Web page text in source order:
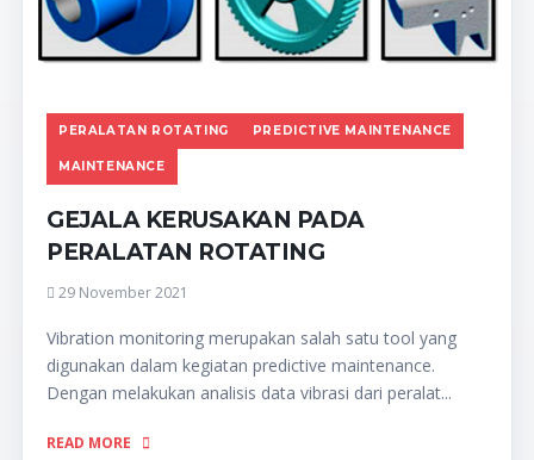
PERALATAN ROTATING PREDICTIVE MAINTENANCE
MAINTENANCE
GEJALA KERUSAKAN PADA
PERALATAN ROTATING
29 November 2021
Vibration monitoring merupakan salah satu tool yang
digunakan dalam kegiatan predictive maintenance.
Dengan melakukan analisis data vibrasi dari peralat...
READ MORE